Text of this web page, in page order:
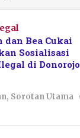
dan Bea Cukai
Sosialisasi
di Donorojo
, Sorotan Utama